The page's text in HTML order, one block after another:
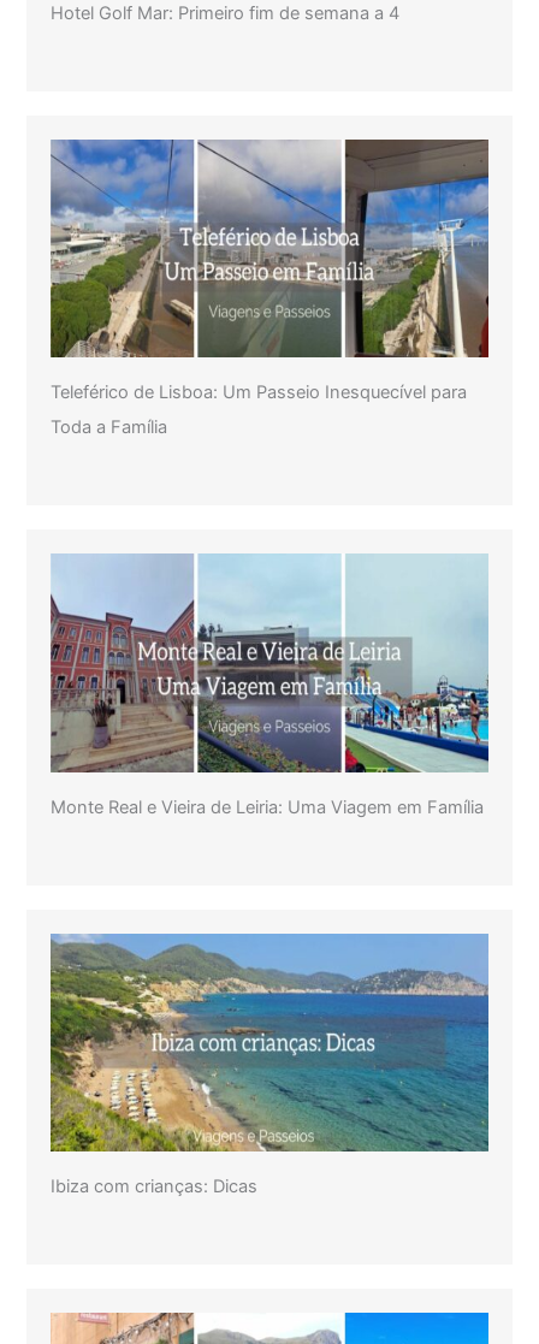
Hotel Golf Mar: Primeiro fim de semana a 4
Teleférico de Lisboa: Um Passeio Inesquecível para
Toda a Família
Monte Real e Vieira de Leiria: Uma Viagem em Família
Ibiza com crianças: Dicas